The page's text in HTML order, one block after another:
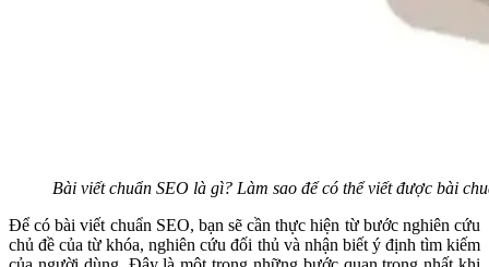
Bài viết chuẩn SEO là gì? Làm sao để có thể viết được bài
Để có bài viết chuẩn SEO, bạn sẽ cần thực hiện từ bước nghiên cứu
chủ đề của từ khóa, nghiên cứu đối thủ và nhận biết ý định tìm kiếm